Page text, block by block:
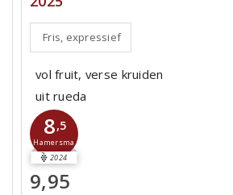
Fris, expressief
vol fruit, verse kruiden
uit rueda
8,5
Hamersma
2024
9,95